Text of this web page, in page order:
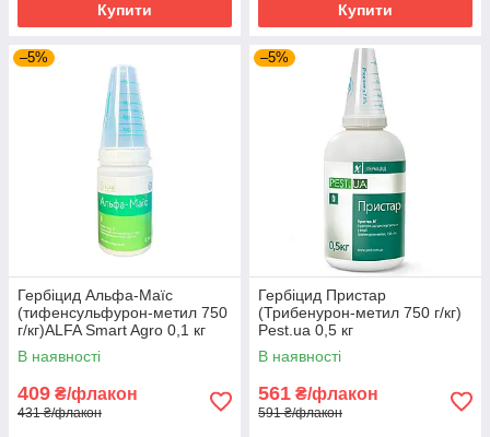
Купити Купити
–5%
Гербіцид Альфа-Маїс
(тифенсульфурон-метил 750
г/кг)ALFA Smart Agro 0,1 кг
В наявності
409 ₴/флакон
431 ₴/флакон
–5%
Гербіцид Пристар
(Трибенурон-метил 750 г/кг)
Pest.ua 0,5 кг
В наявності
561 ₴/флакон
591 ₴/флакон